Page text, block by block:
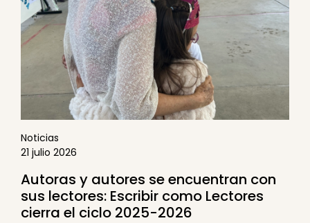
Noticias
21 julio 2026
Autoras y autores se encuentran con
sus lectores: Escribir como Lectores
cierra el ciclo 2025-2026